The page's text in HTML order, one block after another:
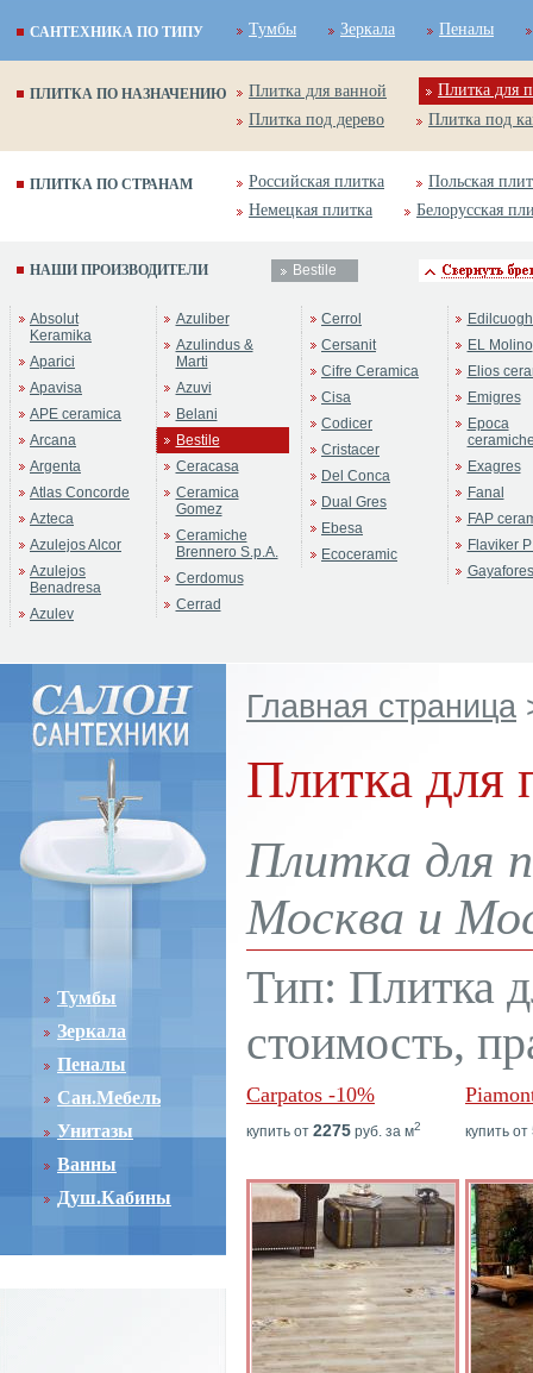
Bestile
САНТЕХНИКА ПО ТИПУ Тумбы Зеркала Пеналы
ПЛИТКА ПО НАЗНАЧЕНИЮ Плитка для ванной
Плитка для
Плитка под дерево
Плитка под
ПЛИТКА ПО СТРАНАМ Российская плитка
Польская
Немецкая плитка
Белорусская
НАШИ ПРОИЗВОДИТЕЛИ Bestile
Absolut
Keramika
Aparici
Apavisa
APE ceramica
Arcana
Argenta
Atlas Concorde
Azteca
Azulejos Alcor
Azulejos
Benadresa
Azulev
Azuliber
Azulindus &
Marti
Azuvi
Belani
Bestile
Ceracasa
Ceramica
Gomez
Ceramiche
Brennero S.p.A.
Cerdomus
Cerrad
Cerrol
Cersanit
Cifre Ceramica
Cisa
Codicer
Cristacer
Del Conca
Dual Gres
Ebesa
Ecoceramic
EL Molino
Elios
Emigres
Epoca
Exagres
Fanal
FAP
Flaviker
Gayafores
Тумбы
Зеркала
Пеналы
Сан.Мебель
Унитазы
Ванны
Душ.Кабины
Главная страница
Плитка для
Плитка для
Москва и
Тип: Плитка
стоимость,
Carpatos -10%
купить от 2275 руб. за м2 купить от